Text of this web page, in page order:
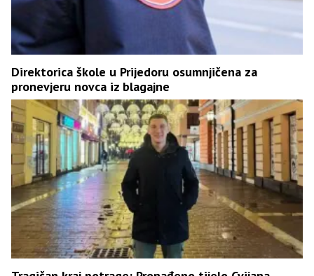
Direktorica škole u Prijedoru osumnjičena za
pronevjeru novca iz blagajne